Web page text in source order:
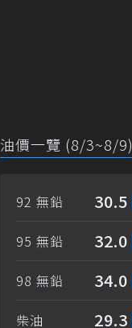
油價一覽 (8/3~8/9)
92 無鉛 30.5
95 無鉛 32.0
98 無鉛 34.0
柴油 29.3